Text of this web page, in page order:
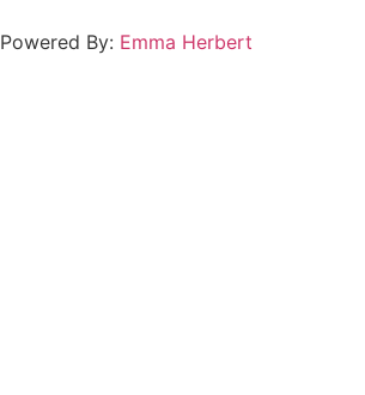
Powered By: Emma Herbert